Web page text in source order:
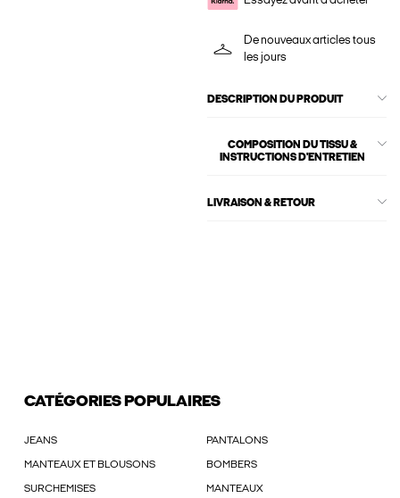
De nouveaux articles tous
les jours
DESCRIPTION DU PRODUIT
COMPOSITION DU TISSU &
INSTRUCTIONS D'ENTRETIEN
LIVRAISON & RETOUR
CATÉGORIES POPULAIRES
JEANS PANTALONS
MANTEAUX ET BLOUSONS BOMBERS
SURCHEMISES MANTEAUX